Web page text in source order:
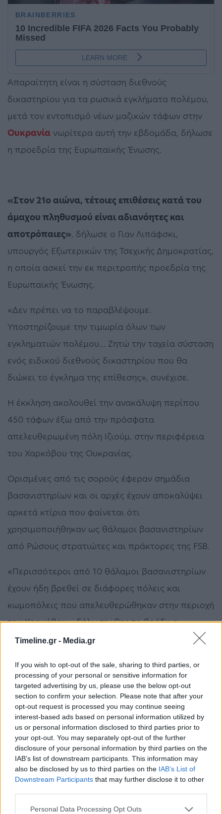
Timeline.gr - Media.gr
If you wish to opt-out of the sale, sharing to third parties, or
processing of your personal or sensitive information for
targeted advertising by us, please use the below opt-out
section to confirm your selection. Please note that after your
opt-out request is processed you may continue seeing
interest-based ads based on personal information utilized by
us or personal information disclosed to third parties prior to
your opt-out. You may separately opt-out of the further
disclosure of your personal information by third parties on the
IAB’s list of downstream participants. This information may
also be disclosed by us to third parties on the IAB’s List of
Downstream Participants that may further disclose it to other
Personal Data Processing Opt Outs
Απαραίτητη είναι η σύσταση διεθνούς
δικαστηρίου για τα ρωσικά εγκλήματα πολέμου,
μετά τον εντοπισμό νέων μαζικών τάφων στην
Ουκρανία νωρίτερα αυτή την εβδομάδα, δήλωσε
η προεδρία της Ευρωπαϊκής Ένωσης.
«Στον 21ο αιώνα, τέτοιες επιθέσεις κατά του
άμαχου πληθυσμού είναι αδιανόητες και
αποτρόπαιες», δήλωσε ο Γιαν Λιπάφσκι,
υπουργός Εξωτερικών της Τσεχικής Δημοκρατίας,
η οποία ασκεί την εκ περιτροπής προεδρία της
Ευρωπαϊκής Ένωσης.
«Δεν πρέπει να το παραβλέψουμε.
Υποστηρίζουμε την τιμωρία όλων των
εγκληματιών πολέμου… Ζητώ την ταχεία σύσταση
ενός ειδικού διεθνούς δικαστηρίου που θα
διώκει το έγκλημα της επίθεσης», συνέχισε.
Η έκκληση ακολουθεί την ανακάλυψη περίπου
450 τάφων έξω από την πρόσφατα
απελευθερωμένη πόλη Ιζιούμ, στην περιφέρεια
του Χαρκόβου της Ουκρανίας.
Ορισμένες από τις σορούς έφεραν σημάδια
βασανιστηρίων και οι αρχές έχουν αποκαλύψει
αρκετά κτίρια που φαίνεται ότι
χρησιμοποιήθηκαν ως θάλαμοι βασανιστηρίων
από Ρώσους στρατιώτες και πράκτορες της FSB.
«Περισσότεροι από 10 θάλαμοι βασανιστηρίων
έχουν ήδη βρεθεί σε διάφορες πόλεις και
κωμοπόλεις που απελευθερώθηκαν στην περιοχή
του Χαρκόβου», δήλωσε χθες το βράδυ ο
Βολοντίμιρ Ζελένσκι, περιγράφοντας την
βασανιστήρια.
«Αυτά τα έκαναν οι Ναζί. Αυτό κάνουν οι τώρα
ρωσόφιλοι. Και θα λογοδοτήσουν με τον ίδιο
τρόπο – τόσο στο πεδίο της μάχης όσο και στις
αίθουσες των δικαστηρίων», υποσχέθηκε ο
Ουκρανός πρόεδρος.